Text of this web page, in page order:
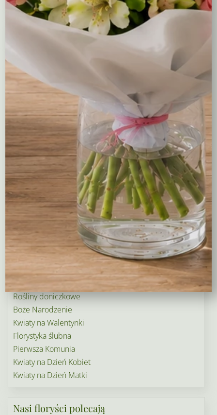
Wybierz długość kwiatów
Kompozycje
Bukiety okolicznościowe
Kreatory bukietów
Flower boxy – kwiaty w pudełkach
Maskotki
Kosze kwiatowe
Balony
Tulipany
Kosze upominkowe
Wianki na wieczory panieńskie i nie tylko…
Wielkanoc
Wieńce i wiązanki pogrzebowe
Dekoracje na groby
Torty kwiatowe
Ogródek i balkon
Narodziny dziecka
Rośliny doniczkowe
Boże Narodzenie
Kwiaty na Walentynki
Florystyka ślubna
Pierwsza Komunia
Kwiaty na Dzień Kobiet
Kwiaty na Dzień Matki
Nasi floryści polecają